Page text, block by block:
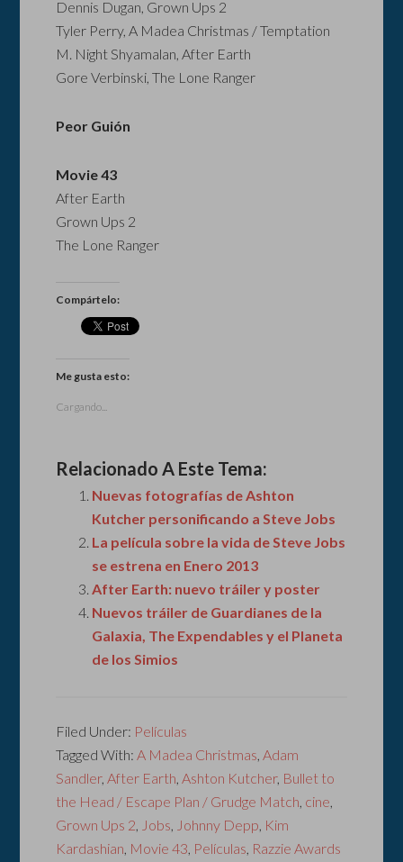
Dennis Dugan, Grown Ups 2
Tyler Perry, A Madea Christmas / Temptation
M. Night Shyamalan, After Earth
Gore Verbinski, The Lone Ranger
Peor Guión
Movie 43
After Earth
Grown Ups 2
The Lone Ranger
Compártelo:
Me gusta esto:
Cargando...
Relacionado A Este Tema:
Nuevas fotografías de Ashton
Kutcher personificando a Steve Jobs
La película sobre la vida de Steve Jobs
se estrena en Enero 2013
After Earth: nuevo tráiler y poster
Nuevos tráiler de Guardianes de la
Galaxia, The Expendables y el Planeta
de los Simios
Filed Under: Películas
Tagged With:A Madea Christmas,Adam
Sandler,After Earth,Ashton Kutcher, Bullet to
the Head / Escape Plan / Grudge Match, cine,
Grown Ups 2, Jobs, Johnny Depp, Kim
Kardashian, Movie 43, Películas, Razzie Awards